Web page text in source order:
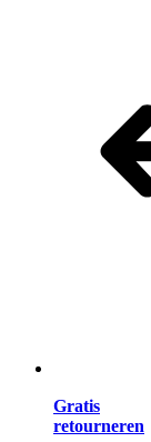
Gratis
retourneren